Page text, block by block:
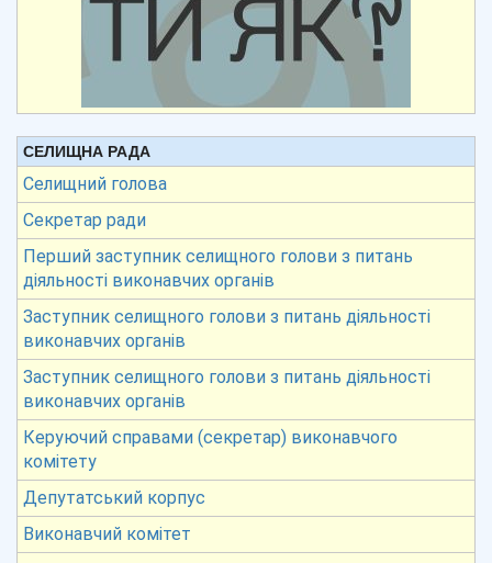
СЕЛИЩНА РАДА
Селищний голова
Секретар ради
Перший заступник селищного голови з питань
діяльності виконавчих органів
Заступник селищного голови з питань діяльності
виконавчих органів
Заступник селищного голови з питань діяльності
виконавчих органів
Керуючий справами (секретар) виконавчого
комітету
Депутатський корпус
Виконавчий комітет